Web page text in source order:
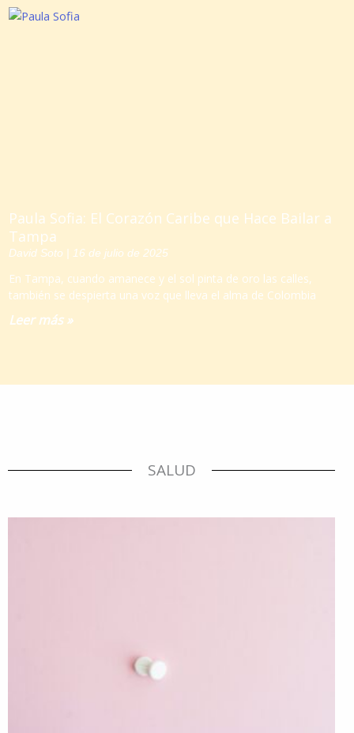
Paula Sofia: El Corazón Caribe que Hace Bailar a
Tampa
David Soto 16 de julio de 2025
En Tampa, cuando amanece y el sol pinta de oro las calles,
también se despierta una voz que lleva el alma de Colombia
Leer más »
SALUD